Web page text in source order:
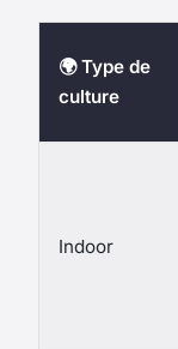
🌍 Type de
culture
Indoor